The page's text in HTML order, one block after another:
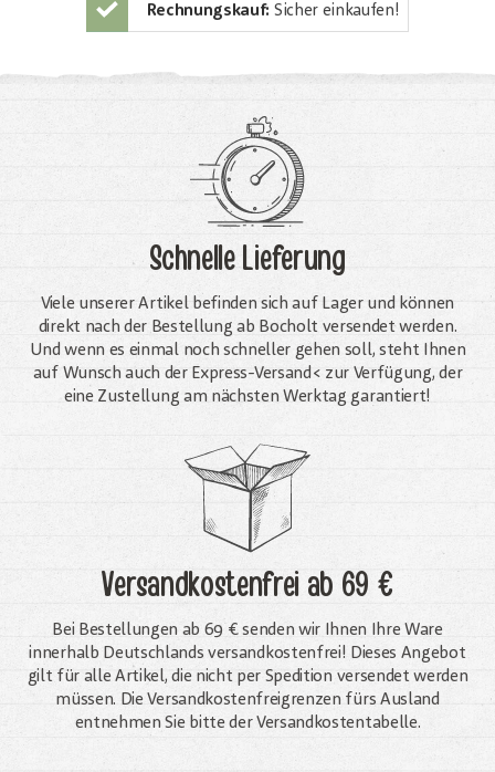
Rechnungskauf: Sicher einkaufen!
Schnelle Lieferung
Viele unserer Artikel befinden sich auf Lager und können
direkt nach der Bestellung ab Bocholt versendet werden.
Und wenn es einmal noch schneller gehen soll, steht Ihnen
auf Wunsch auch der Express-Versand< zur Verfügung, der
eine Zustellung am nächsten Werktag garantiert!
Versandkostenfreiab 69 €
Bei Bestellungen ab 69 € senden wir Ihnen Ihre Ware
innerhalb Deutschlands versandkostenfrei! Dieses Angebot
gilt für alle Artikel, die nicht per Spedition versendet werden
müssen. Die Versandkosten­freigrenzen fürs Ausland
entnehmen Sie bitte der Versandkostentabelle.